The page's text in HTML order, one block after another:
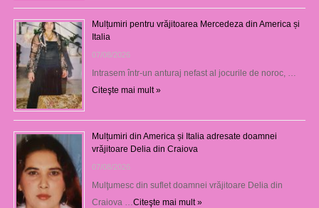
Mulțumiri pentru vrăjitoarea Mercedeza din America și
Italia
07/08/2026
Intrasem într-un anturaj nefast al jocurile de noroc, …
Citeşte mai mult »
Mulțumiri din America și Italia adresate doamnei
vrăjitoare Delia din Craiova
07/08/2026
Mulţumesc din suflet doamnei vrăjitoare Delia din
Craiova … Citeşte mai mult »